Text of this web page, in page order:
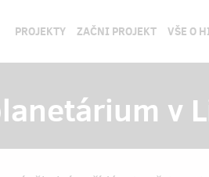
PROJEKTY ZAČNI PROJEKT VŠE O
v